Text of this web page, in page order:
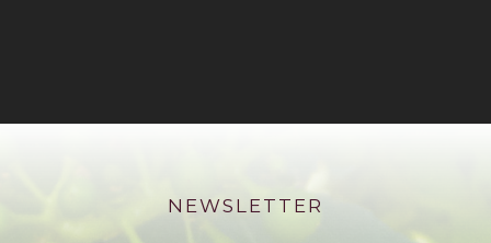
NEWSLETTER